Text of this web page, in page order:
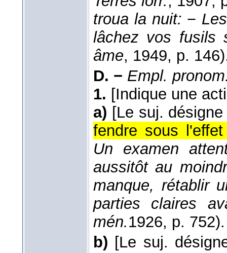
troua la nuit: −
lâchez vos fusils
âme, 1949, p.
D. − Empl.
1. [Indique une
a) [Le suj.
fendre sous
Un examen
aussitôt au
manque, rétablir
parties claires
mén.1926, p. 752).
b) [Le suj.